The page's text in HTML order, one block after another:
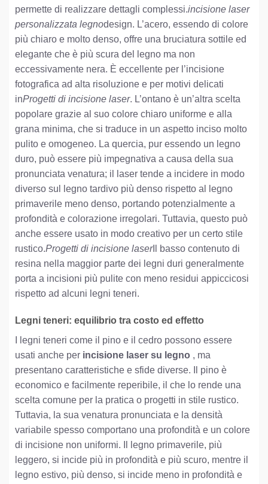
permette di realizzare dettagli complessi.incisione laser
personalizzata legnodesign. L’acero, essendo di colore
più chiaro e molto denso, offre una bruciatura sottile ed
elegante che è più scura del legno ma non
eccessivamente nera. È eccellente per l’incisione
fotografica ad alta risoluzione e per motivi delicati
inProgetti di incisione laser. L’ontano è un’altra scelta
popolare grazie al suo colore chiaro uniforme e alla
grana minima, che si traduce in un aspetto inciso molto
pulito e omogeneo. La quercia, pur essendo un legno
duro, può essere più impegnativa a causa della sua
pronunciata venatura; il laser tende a incidere in modo
diverso sul legno tardivo più denso rispetto al legno
primaverile meno denso, portando potenzialmente a
profondità e colorazione irregolari. Tuttavia, questo può
anche essere usato in modo creativo per un certo stile
rustico.Progetti di incisione laserIl basso contenuto di
resina nella maggior parte dei legni duri generalmente
porta a incisioni più pulite con meno residui appiccicosi
rispetto ad alcuni legni teneri.
Legni teneri: equilibrio tra costo ed effetto
I legni teneri come il pino e il cedro possono essere
usati anche per incisione laser su legno , ma
presentano caratteristiche e sfide diverse. Il pino è
economico e facilmente reperibile, il che lo rende una
scelta comune per la pratica o progetti in stile rustico.
Tuttavia, la sua venatura pronunciata e la densità
variabile spesso comportano una profondità e un colore
di incisione non uniformi. Il legno primaverile, più
leggero, si incide più in profondità e più scuro, mentre il
legno estivo, più denso, si incide meno in profondità e